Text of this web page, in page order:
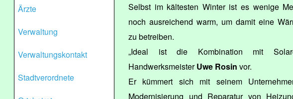
Ärzte
Verwaltung
Verwaltungskontakt
Stadtverordnete
Selbst im kältesten Winter ist es wenige
noch ausreichend warm, um damit eine
zu betreiben.
„Ideal ist die Kombination mit
HandwerksmeisterUwe Rosin vor.
Er kümmert sich mit seinem
Modernisierung und Reparatur von